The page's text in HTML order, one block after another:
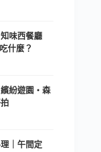
味西餐廳
什麼？
紛遊園・森
｜午間定